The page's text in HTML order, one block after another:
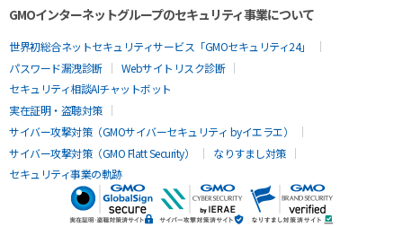
GMOインターネットグループのセキュリティ事業について
世界初総合ネットセキュリティサービス「GMOセキュリティ24」
パスワード漏洩診断
Webサイトリスク診断
セキュリティ相談AIチャットボット
実在証明・盗聴対策
サイバー攻撃対策（GMOサイバーセキュリティ byイエラエ）
サイバー攻撃対策（GMO Flatt Security）
なりすまし対策
セキュリティ事業の軌跡